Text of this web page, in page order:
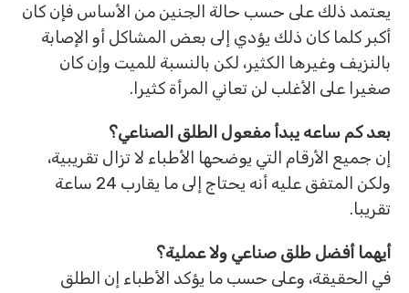
يعتمد ذلك على حسب حالة الجنين من الأساس فإن كان
أكبر كلما كان ذلك يؤدي إلى بعض المشاكل أو الإصابة
بالنزيف وغيرها الكثير، لكن بالنسبة للميت وإن كان
صغيرا على الأغلب لن تعاني المرأة كثيرا.
بعد كم ساعه يبدأ مفعول الطلق الصناعي؟
إن جميع الأرقام التي يوضحها الأطباء لا تزال تقريبية،
ولكن المتفق عليه أنه يحتاج إلى ما يقارب 24 ساعة
تقريبا.
أيهما أفضل طلق صناعي ولا عملية؟
في الحقيقة، وعلى حسب ما يؤكد الأطباء إن الطلق